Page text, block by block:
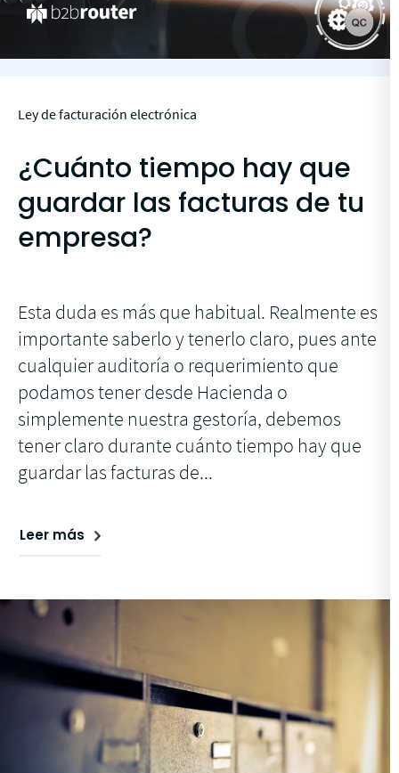
Ley de facturación electrónica
¿Cuánto tiempo hay que
guardar las facturas de tu
empresa?
Esta duda es más que habitual. Realmente es
importante saberlo y tenerlo claro, pues ante
cualquier auditoría o requerimiento que
podamos tener desde Hacienda o
simplemente nuestra gestoría, debemos
tener claro durante cuánto tiempo hay que
guardar las facturas de...
Leer más